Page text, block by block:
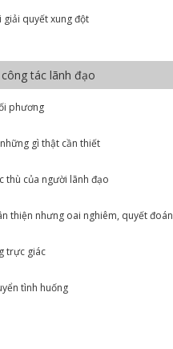
giải quyết xung đột
tác lãnh đạo
phương
gì thật cần thiết
thù của người lãnh đạo
thiện nhưng oai nghiêm, quyết đoán
trực giác
tình huống